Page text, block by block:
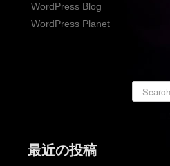
WordPress Blog
WordPress Planet
最近の投稿